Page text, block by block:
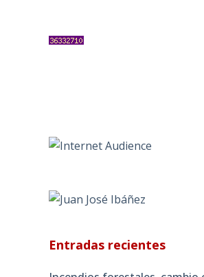
Entradas recientes